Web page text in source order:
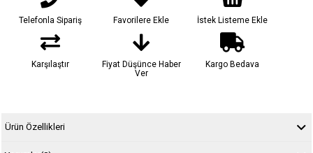
Telefonla Sipariş Favorilere Ekle İstek Listeme Ekle
Karşılaştır
Fiyat Düşünce Haber
Ver
Kargo Bedava
Ürün Özellikleri